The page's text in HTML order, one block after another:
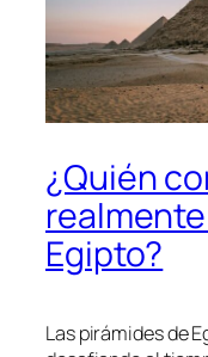
¿Quién
Egipto?
Las pirámides de